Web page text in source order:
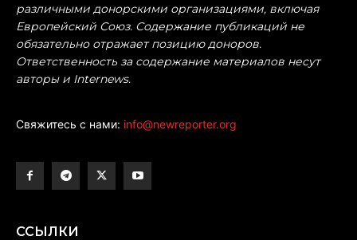
различными донорскими организациями, включая
Европейский Союз. Содержание публикаций не
обязательно отражает позицию доноров.
Ответственность за содержание материалов несут
авторы и Internews.
Свяжитесь с нами: info@newreporter.org
ССЫЛКИ